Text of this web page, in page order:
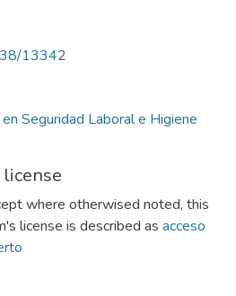
13342
Seguridad Laboral e Higiene
where otherwised noted, this
license is described as acceso